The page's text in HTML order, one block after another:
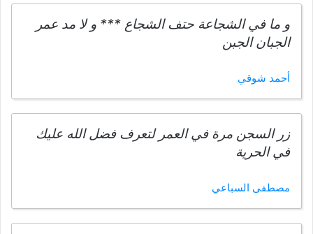
و ما في الشجاعة حتف الشجاع *** و لا مد عمر
الجبان الجبن
أحمد شوقي
زر السجن مرة في العمر لتعرف فضل الله عليك
في الحرية
مصطفى السباعي